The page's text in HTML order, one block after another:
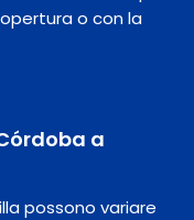
o con la
a
possono variare